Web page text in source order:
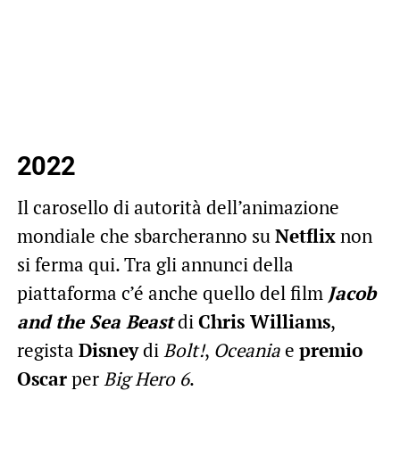
2022
Il carosello di autorità dell’animazione
mondiale che sbarcheranno suNetflixnon
si ferma qui. Tra gli annunci della
piattaforma c’é anche quello del film Jacob
and the Sea BeastdiChris Williams,
regista DisneydiBolt!, Oceaniae premio
OscarperBig Hero 6.